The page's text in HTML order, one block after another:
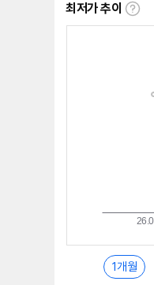
최저가 추이
최
1개월